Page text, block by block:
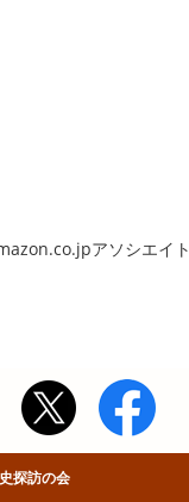
アソシエイト
探訪の会